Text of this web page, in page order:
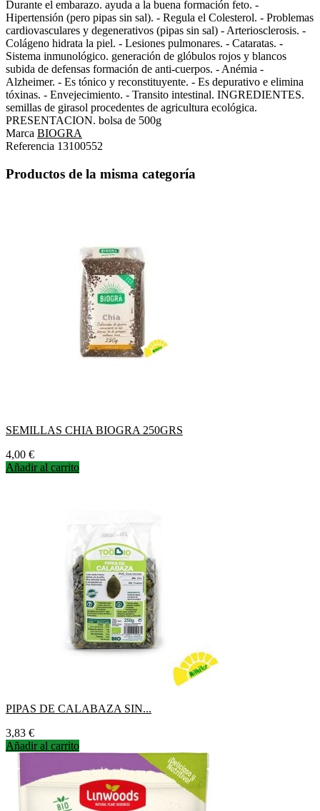
Durante el embarazo. ayuda a la buena formación feto. -
Hipertensión (pero pipas sin sal). - Regula el Colesterol. - Problemas
cardiovasculares y degenerativos (pipas sin sal) - Arteriosclerosis. -
Colágeno hidrata la piel. - Lesiones pulmonares. - Cataratas. -
Sistema inmunológico. generación de glóbulos rojos y blancos
subida de defensas formación de anti-cuerpos. - Anémia -
Alzheimer. - Es tónico y reconstituyente. - Es depurativo e elimina
tóxinas. - Envejecimiento. - Transito intestinal. INGREDIENTES.
semillas de girasol procedentes de agricultura ecológica.
PRESENTACION. bolsa de 500g
Marca BIOGRA
Referencia 13100552
Productos de la misma categoría
SEMILLAS CHIA BIOGRA 250GRS
Precio
4,00 €
Añadir al carrito
PIPAS DE CALABAZA SIN...
Precio
3,83 €
Añadir al carrito